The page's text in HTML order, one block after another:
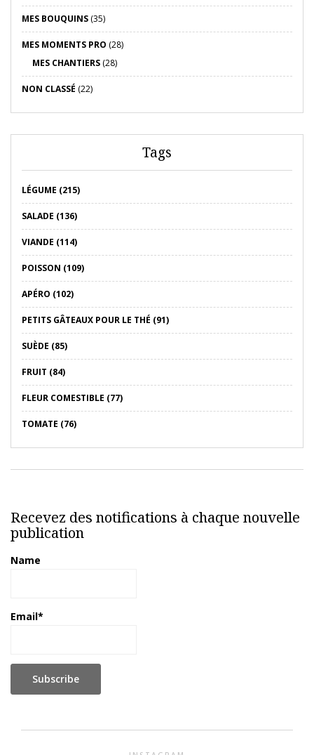
MES BOUQUINS (35)
MES MOMENTS PRO (28)
MES CHANTIERS (28)
NON CLASSÉ (22)
Tags
LÉGUME (215)
SALADE (136)
VIANDE (114)
POISSON (109)
APÉRO (102)
PETITS GÂTEAUX POUR LE THÉ (91)
SUÈDE (85)
FRUIT (84)
FLEUR COMESTIBLE (77)
TOMATE (76)
Recevez des notifications à chaque nouvelle
publication
Name
Email*